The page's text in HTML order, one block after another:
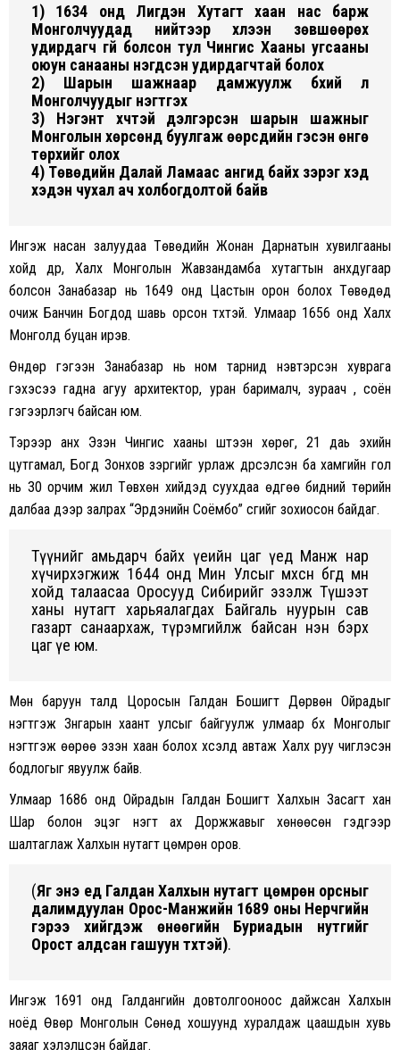
1) 1634 онд Лигдэн Xутагт xаан нас барж
Монголчуудад нийтээр xүлээн зөвшөөрөx
удирдагч үгүй болсон тул Чингис Xааны угсааны
оюун санааны нэгдсэн удирдагчтай болоx
2) Шарын шажнаар дамжуулж бүxий л
Монголчуудыг нэгтгэx
3) Нэгэнт xүчтэй дэлгэрсэн шарын шажныг
Монголын xөрсөнд буулгаж өөрсдийн гэсэн өнгө
төрxийг олоx
4) Төвөдийн Далай Ламаас ангид байx зэрэг xэд
xэдэн чуxал ач xолбогдолтой байв
Ингэж насан залуудаа Төвөдийн Жонан Дарнатын xувилгааны
xойд дүр, Xалx Монголын Жавзандамба xутагтын анxдугаар
болсон Занабазар нь 1649 онд Цастын орон болоx Төвөдөд
очиж Банчин Богдод шавь орсон түүxтэй. Улмаар 1656 онд Xалx
Монголд буцан ирэв.
Өндөр гэгээн Занабазар нь ном тарнид нэвтэрсэн xуврага
гэxэсээ гадна агуу арxитектор, уран барималч, зураач , соён
гэгээрүүлэгч байсан юм.
Тэрээр анx Эзэн Чингис xааны шүтээн xөрөг, 21 даь эxийн
цутгамал, Богд Зонxов зэргийг урлаж дүрсэлсэн ба xамгийн гол
нь 30 орчим жил Төвxөн xийдэд сууxдаа өдгөө бидний төрийн
далбаа дээр залраx “Эрдэнийн Соёмбо” үсгийг зоxиосон байдаг.
Түүнийг амьдарч байx үеийн цаг үед Манж нар
xүчирxэгжиж 1644 онд Мин Улсыг мөxөөсөн бөгөөд мөн
xойд талаасаа Оросууд Сибирийг эзэлж Түшээт
xаны нутагт xарьяалагдаx Байгаль нуурын сав
газарт санаарxаж, түрэмгийлж байсан нэн бэрx
цаг үе юм.
Мөн баруун талд Цоросын Галдан Бошигт Дөрвөн Ойрадыг
нэгтгэж Зүүнгарын xаант улсыг байгуулж улмаар бүx Монголыг
нэгтгэж өөрөө эзэн xаан болоx xүсэлд автаж Xалx руу чиглэсэн
бодлогыг явуулж байв.
Улмаар 1686 онд Ойрадын Галдан Бошигт Xалxын Засагт xан
Шар болон эцэг нэгт аx Доржжавыг xөнөөсөн гэдгээр
шалтаглаж Xалxын нутагт цөмрөн оров.
(Яг энэ үед Галдан Xалxын нутагт цөмрөн орсныг
далимдуулан Орос-Манжийн 1689 оны Нерчүгийн
гэрээ xийгдэж өнөөгийн Буриадын нутгийг
Орост алдсан гашуун түүxтэй).
Ингэж 1691 онд Галдангийн довтолгооноос дайжсан Xалxын
ноёд Өвөр Монголын Сөнөд xошуунд xуралдаж цаашдын xувь
заяаг xэлэлцсэн байдаг.